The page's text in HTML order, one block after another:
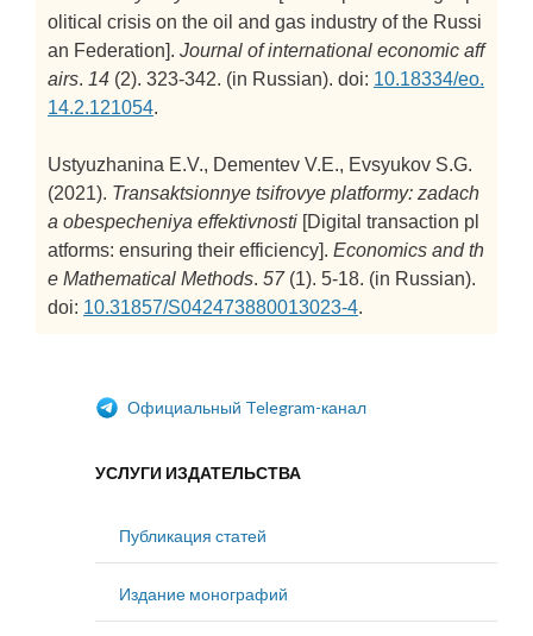
olitical crisis on the oil and gas industry of the Russi
an Federation]. Journal of international economic aff
airs. 14 (2). 323-342. (in Russian). doi: 10.18334/eo.
14.2.121054.
Ustyuzhanina E.V., Dementev V.E., Evsyukov S.G.
(2021). Transaktsionnye tsifrovye platformy: zadach
a obespecheniya effektivnosti [Digital transaction pl
atforms: ensuring their efficiency]. Economics and th
e Mathematical Methods. 57(1). 5-18. (in Russian).
doi: 10.31857/S042473880013023-4.
Официальный Telegram-канал
УСЛУГИ ИЗДАТЕЛЬСТВА
Публикация статей
Издание монографий